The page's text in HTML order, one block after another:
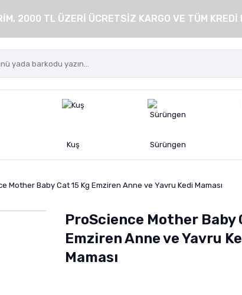
2000 TL ÜZERİ ÜCRETSİZ KARGO VE TÜM
Kuş Sürüngen
Mother Baby Cat 15 Kg Emziren Anne ve Yavru Kedi Maması
ProScience Mother Baby
Emziren Anne ve Yavru
Maması